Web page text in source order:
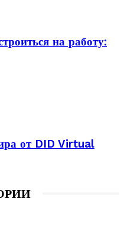
на работу:
от DID Virtual